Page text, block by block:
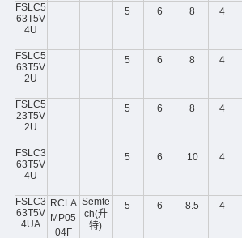
FSLC5
63T5V
4U
5 6 8 4
FSLC5
63T5V
2U
5 6 8 4
FSLC5
23T5V
2U
5 6 8 4
FSLC3
63T5V
4U
5 6 10 4
FSLC3
63T5V
4UA
RCLA
MP05
04F
Semte
ch(升
特)
5 6 8.5 4